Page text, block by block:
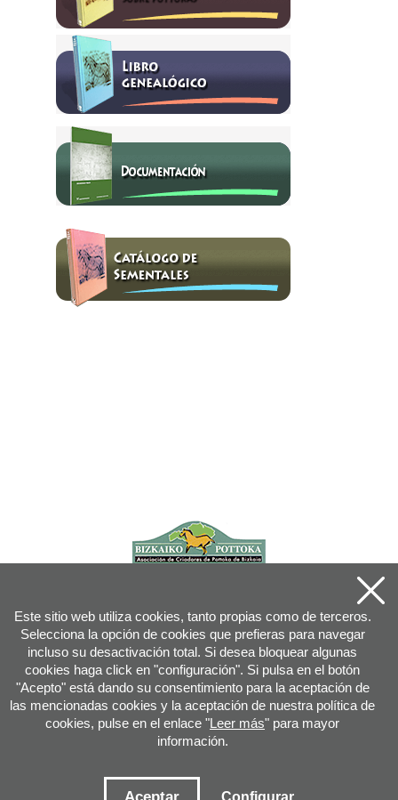
info@pottoka.info
Condiciones de uso -Política de privacidad-Política de cookies
Este sitio web utiliza cookies, tanto propias como de terceros.
Selecciona la opción de cookies que prefieras para navegar
incluso su desactivación total. Si desea bloquear algunas
cookies haga click en "configuración". Si pulsa en el botón
"Acepto" está dando su consentimiento para la aceptación de
las mencionadas cookies y la aceptación de nuestra política de
cookies, pulse en el enlace "Leer más" para mayor
información.
Configurar